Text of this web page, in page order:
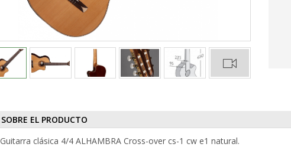
SOBRE EL PRODUCTO
Guitarra clásica 4/4 ALHAMBRA Cross-over cs-1 cw e1 natural.